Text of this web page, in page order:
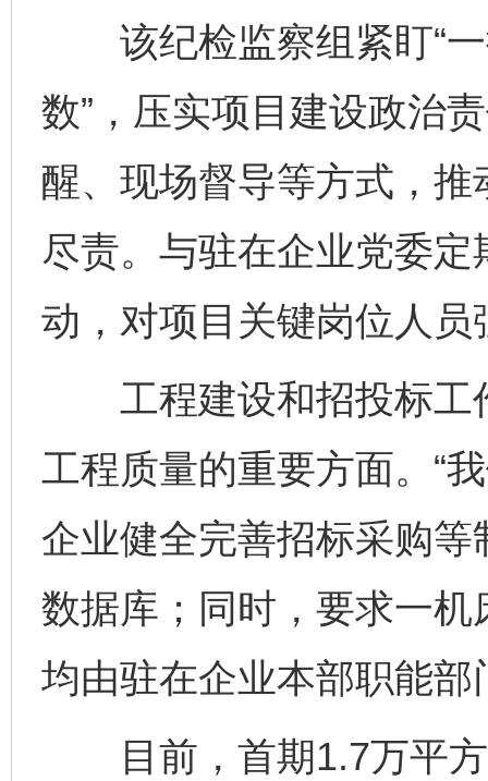
该纪检监察组紧盯“一
数”，压实项目建设政治
醒、现场督导等方式，
尽责。与驻在企业党委
动，对项目关键岗位人员
工程建设和招投标工
工程质量的重要方面。“
企业健全完善招标采购等
数据库；同时，要求一
均由驻在企业本部职能部
目前，首期1.7万平方